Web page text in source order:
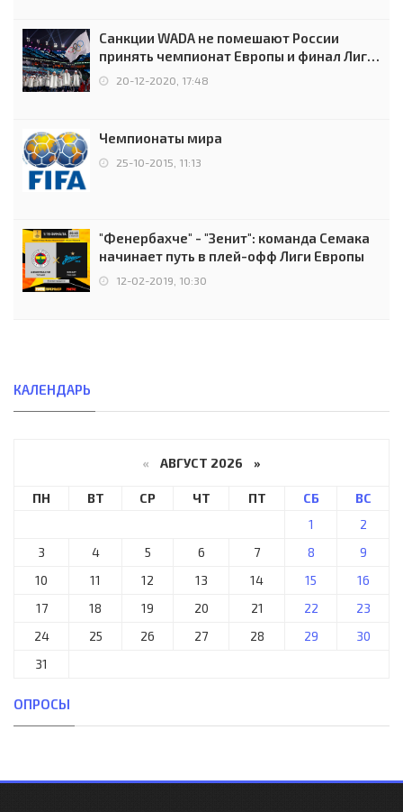
Санкции WADA не помешают России
принять чемпионат Европы и финал Лиги
чемпионов.
20-12-2020, 17:48
Чемпионаты мира
25-10-2015, 11:13
"Фенербахче" - "Зенит": команда Семака
начинает путь в плей-офф Лиги Европы
12-02-2019, 10:30
КАЛЕНДАРЬ
« АВГУСТ 2026 »
ПН ВТ СР ЧТ ПТ СБ
ВС
1
2
3
4 5 6 7 8
9
10
11 12 13 14 15
16
17
18 19 20 21 22
23
24
25 26 27 28 29
30
31
ОПРОСЫ